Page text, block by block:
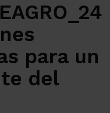
para un
del